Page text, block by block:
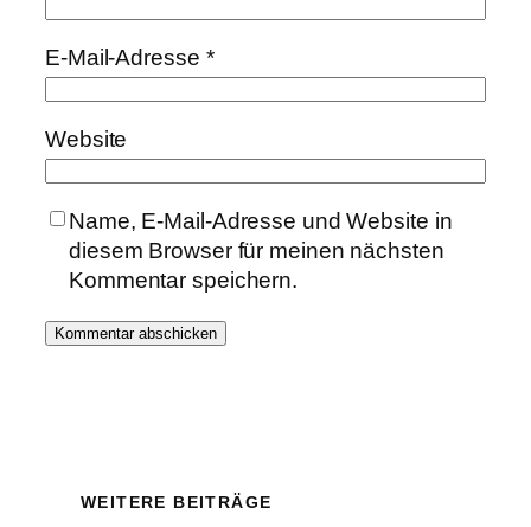
E-Mail-Adresse *
Website
Name, E-Mail-Adresse und Website in
diesem Browser für meinen nächsten
Kommentar speichern.
WEITERE BEITRÄGE